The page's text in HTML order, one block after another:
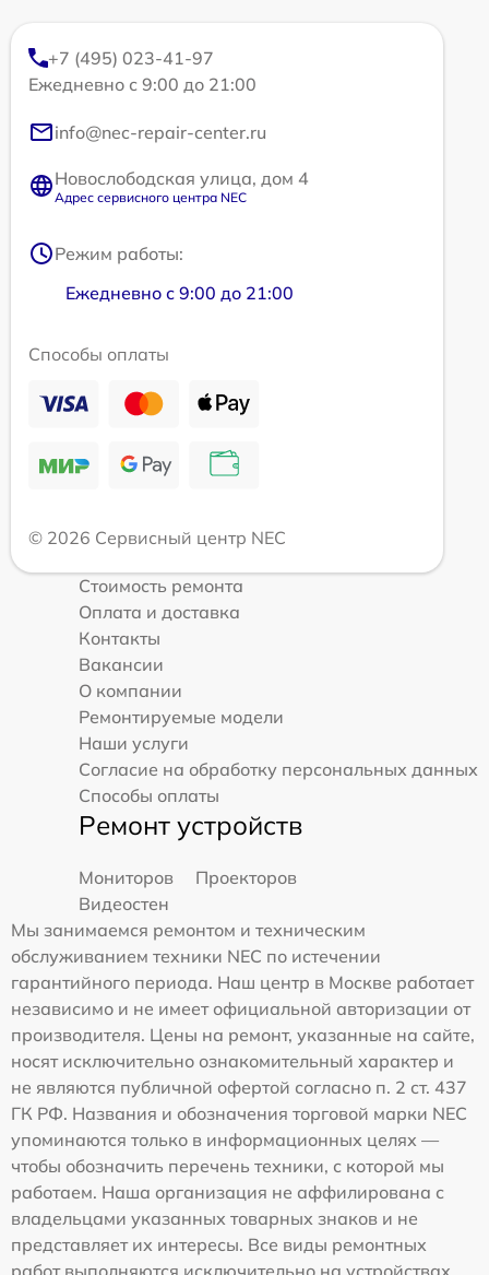
+7 (495) 023-41-97
Ежедневно с 9:00 до 21:00
info@nec-repair-center.ru
Новослободская улица, дом 4
Адрес сервисного центра NEC
Режим работы:
Ежедневно с 9:00 до 21:00
Способы оплаты
© 2026 Сервисный центр NEC
Стоимость ремонта
Оплата и доставка
Контакты
Вакансии
О компании
Ремонтируемые модели
Наши услуги
Согласие на обработку персональных данных
Способы оплаты
Ремонт устройств
Мониторов
Проекторов
Видеостен
Мы занимаемся ремонтом и техническим
обслуживанием техники NEC по истечении
гарантийного периода. Наш центр в Москве работает
независимо и не имеет официальной авторизации от
производителя. Цены на ремонт, указанные на сайте,
носят исключительно ознакомительный характер и
не являются публичной офертой согласно п. 2 ст. 437
ГК РФ. Названия и обозначения торговой марки NEC
упоминаются только в информационных целях —
чтобы обозначить перечень техники, с которой мы
работаем. Наша организация не аффилирована с
владельцами указанных товарных знаков и не
представляет их интересы. Все виды ремонтных
работ выполняются исключительно на устройствах,